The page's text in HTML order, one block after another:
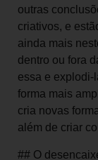
outras
criativos, e
ainda mais
dentro ou fora
essa e explodi-
forma mais
cria novas
além de criar
## O